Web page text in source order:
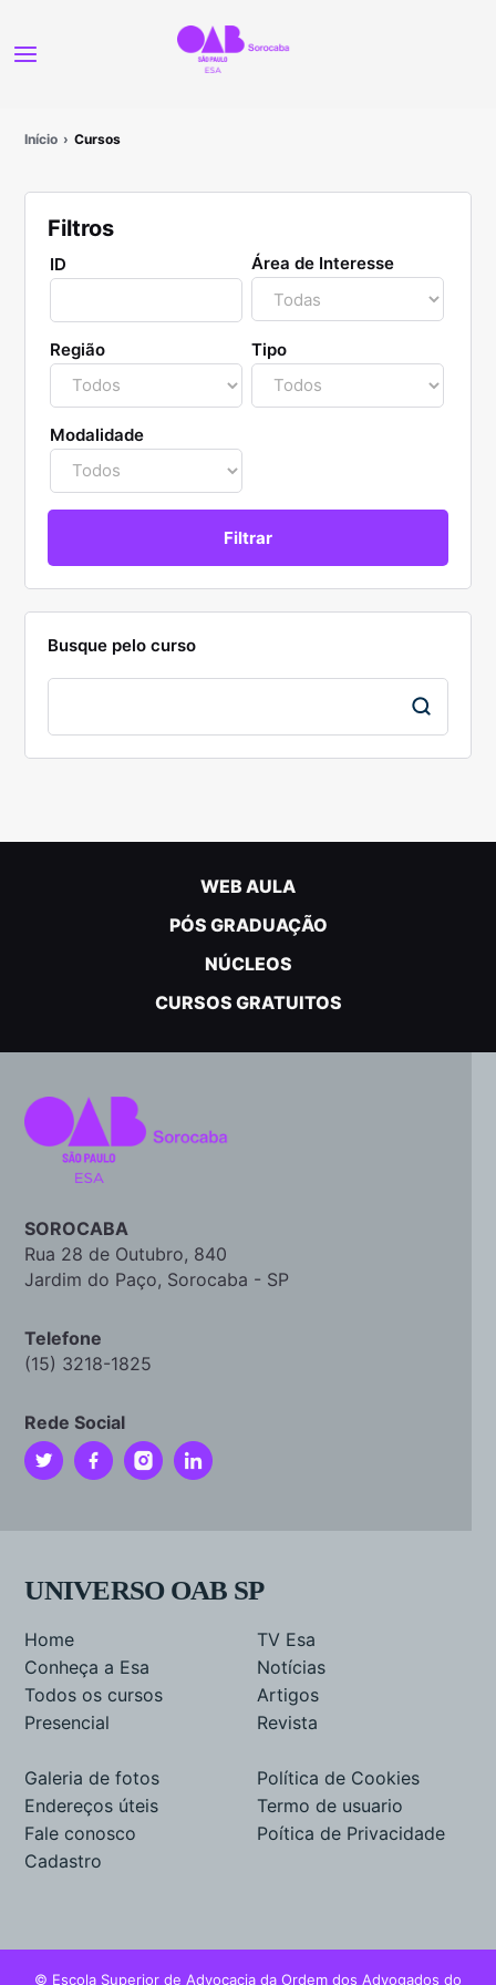
Início Cursos
Filtros
ID Área de Interesse
Região Tipo
Modalidade
Busque pelo curso
WEB AULA
PÓS GRADUAÇÃO
NÚCLEOS
CURSOS GRATUITOS
SOROCABA
Rua 28 de Outubro, 840
Jardim do Paço, Sorocaba - SP
Telefone
(15) 3218-1825
Rede Social
UNIVERSO OAB SP
Home
Conheça a Esa
Todos os cursos
Presencial
TV Esa
Notícias
Artigos
Revista
Galeria de fotos
Endereços úteis
Fale conosco
Cadastro
Política de Cookies
Termo de usuario
Poítica de Privacidade
© Escola Superior de Advocacia da Ordem dos Advogados do